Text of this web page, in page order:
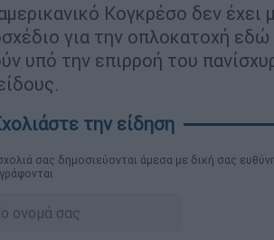
Κογκρέσο δεν έχει
για την οπλοκατοχή
υπό την επιρροή του
σας δημοσιεύονται άμεσα με δική σας